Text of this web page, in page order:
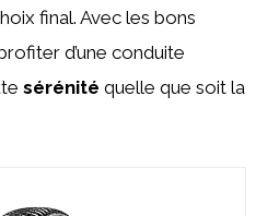
final. Avec les bons
d’une conduite
sérénité quelle que soit la